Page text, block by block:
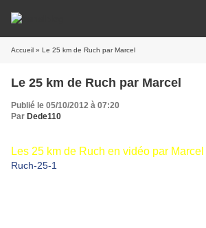
Accueil » Le 25 km de Ruch par Marcel
Le 25 km de Ruch par Marcel
Publié le 05/10/2012 à 07:20
Par Dede110
Les 25 km de Ruch en vidéo par
Ruch-25-1